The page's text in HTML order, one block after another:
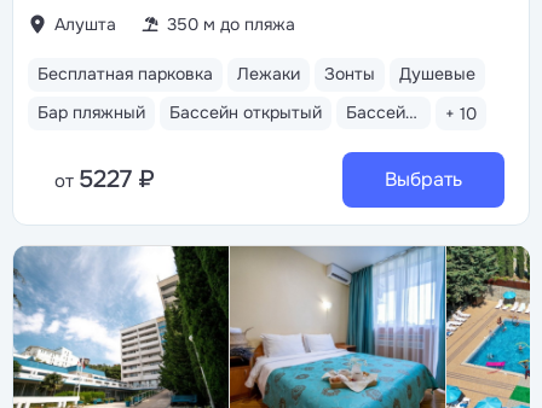
Алушта 350 м до пляжа
Бесплатная парковка Лежаки Зонты
Душевые
Бар пляжный
Бассейн открытый Бассейн закрытый + 10
от 5227 ₽ Выбрать